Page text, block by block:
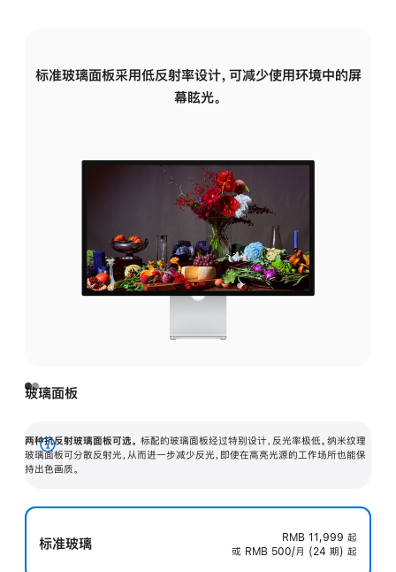
标准玻璃面板采用低反射率设计，可减少使用环境中的屏
幕眩光。
玻璃面板
两种抗反射玻璃面板可选。 标配的玻璃面板经过特别设计，反光率极低。纳米纹理
玻璃面板可分散反射光，从而进一步减少反光，即使在高亮光源的工作场所也能保
持出色画质。
展
开
标准玻璃 RMB 11,999 起
或 RMB 500/月 (24 期) 起